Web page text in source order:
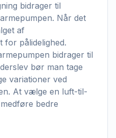
bidrager til
Når det
af
for pålidelighed.
bidrager til
bør man tage
variationer ved
At vælge en luft-til-
bedre